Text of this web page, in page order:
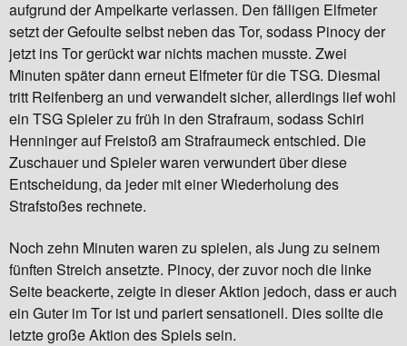
aufgrund der Ampelkarte verlassen. Den fälligen Elfmeter
setzt der Gefoulte selbst neben das Tor, sodass Pinocy der
jetzt ins Tor gerückt war nichts machen musste. Zwei
Minuten später dann erneut Elfmeter für die TSG. Diesmal
tritt Reifenberg an und verwandelt sicher, allerdings lief wohl
ein TSG Spieler zu früh in den Strafraum, sodass Schiri
Henninger auf Freistoß am Strafraumeck entschied. Die
Zuschauer und Spieler waren verwundert über diese
Entscheidung, da jeder mit einer Wiederholung des
Strafstoßes rechnete.
Noch zehn Minuten waren zu spielen, als Jung zu seinem
fünften Streich ansetzte. Pinocy, der zuvor noch die linke
Seite beackerte, zeigte in dieser Aktion jedoch, dass er auch
ein Guter im Tor ist und pariert sensationell. Dies sollte die
letzte große Aktion des Spiels sein.